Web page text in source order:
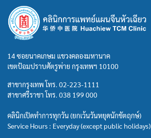
14 ซอยนาคเกษม แขวงคลองมหานาค
เขตป้อมปราบศัตรูพ่าย กรุงเทพฯ 10100
สาขากรุงเทพ โทร. 02-223-1111
สาขาศรีราชา โทร. 038 199 000
คลินิกเปิดทำการทุกวัน (ยกเว้นวันหยุดนักขัตฤกษ์)
Service Hours : Everyday (except public holidays)